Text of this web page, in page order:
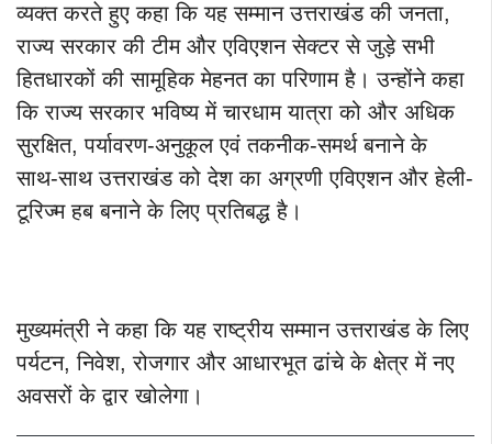
व्यक्त करते हुए कहा कि यह सम्मान उत्तराखंड की जनता,
राज्य सरकार की टीम और एविएशन सेक्टर से जुड़े सभी
हितधारकों की सामूहिक मेहनत का परिणाम है। उन्होंने कहा
कि राज्य सरकार भविष्य में चारधाम यात्रा को और अधिक
सुरक्षित, पर्यावरण-अनुकूल एवं तकनीक-समर्थ बनाने के
साथ-साथ उत्तराखंड को देश का अग्रणी एविएशन और हेली-
टूरिज्म हब बनाने के लिए प्रतिबद्ध है।
मुख्यमंत्री ने कहा कि यह राष्ट्रीय सम्मान उत्तराखंड के लिए
पर्यटन, निवेश, रोजगार और आधारभूत ढांचे के क्षेत्र में नए
अवसरों के द्वार खोलेगा।